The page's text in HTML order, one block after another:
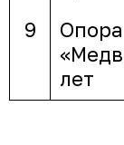
9
лет